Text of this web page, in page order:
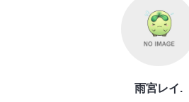
雨宮レイ.